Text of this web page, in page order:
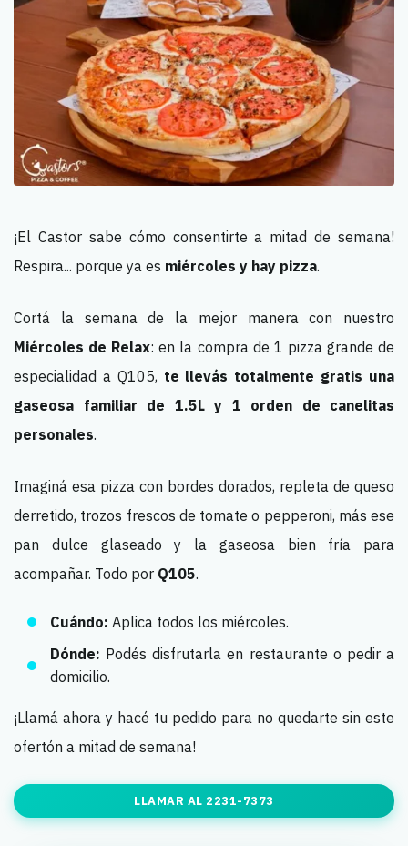
¡El Castor sabe cómo consentirte a mitad de semana!
Respira... porque ya es miércoles y hay pizza.
Cortá la semana de la mejor manera con nuestro
Miércoles de Relax: en la compra de 1 pizza grande de
especialidad a Q105, te llevás totalmente gratis una
gaseosa familiar de 1.5L y 1 orden de canelitas
personales.
Imaginá esa pizza con bordes dorados, repleta de queso
derretido, trozos frescos de tomate o pepperoni, más ese
pan dulce glaseado y la gaseosa bien fría para
acompañar. Todo por Q105.
Cuándo: Aplica todos los miércoles.
Dónde: Podés disfrutarla en restaurante o pedir a
domicilio.
¡Llamá ahora y hacé tu pedido para no quedarte sin este
ofertón a mitad de semana!
LLAMAR AL 2231-7373